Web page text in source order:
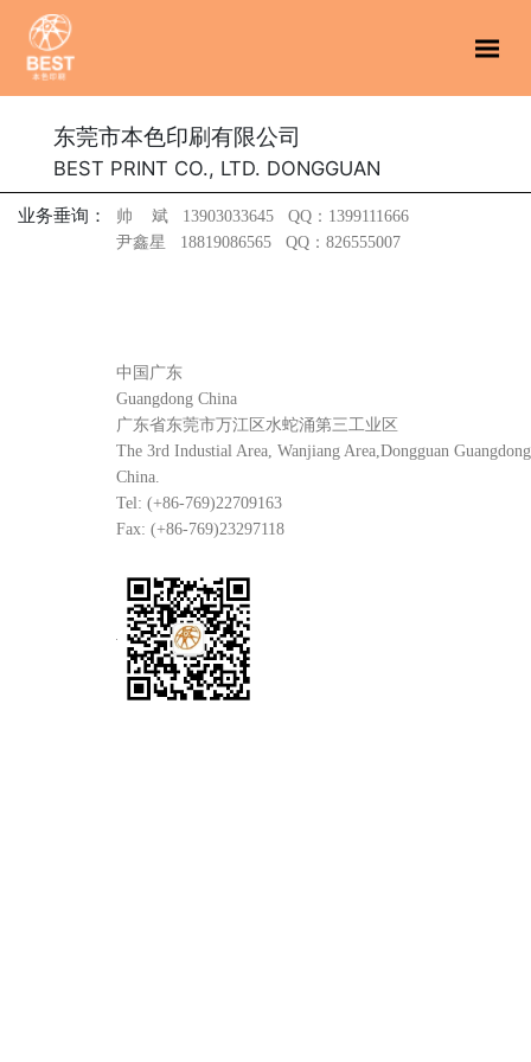
东莞市本色印刷有限公司
BEST PRINT CO., LTD. DONGGUAN
业务垂询：
帅 斌 13903033645 QQ：1399111666
尹鑫星 18819086565 QQ：826555007
中国广东
Guangdong China
广东省东莞市万江区水蛇涌第三工业区
The 3rd Industial Area, Wanjiang Area,Dongguan Guangdong
China.
Tel: (+86-769)22709163
Fax: (+86-769)23297118